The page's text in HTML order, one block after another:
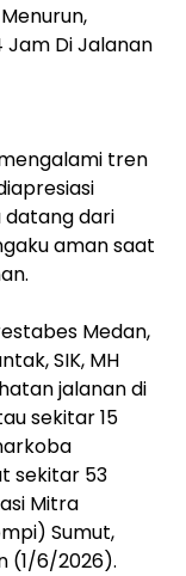
Jam Di Jalanan
tren
datang dari
aman saat
Medan,
SIK, MH
jalanan di
sekitar 15
sekitar 53
Mitra
Sumut,
(1/6/2026).